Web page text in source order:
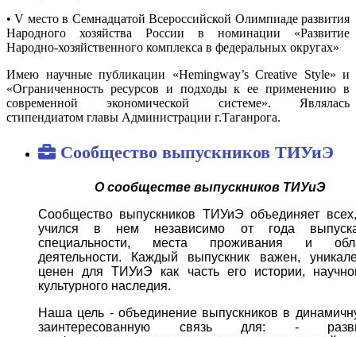
• V место в Семнадцатой Всероссийской Олимпиаде развития
Народного хозяйства России в номинации «Развитие
Народно-хозяйственного комплекса в федеральных округах»
Имею научные публикации «Hemingway’s Creative Style» и
«Ограниченность ресурсов и подходы к ее применению в
современной экономической системе». Являлась
стипендиатом главы Администрации г.Таганрога.
Сообщество выпускников ТИУиЭ
О сообществе выпускников ТИУиЭ
Сообщество выпускников ТИУиЭ объединяет
учился в нем независимо от года
специальности, места проживания и
деятельности. Каждый выпускник важен,
ценен для ТИУиЭ как часть его истории,
культурного наследия.
Наша цель - объединение выпускников в
заинтересованную связь для: -